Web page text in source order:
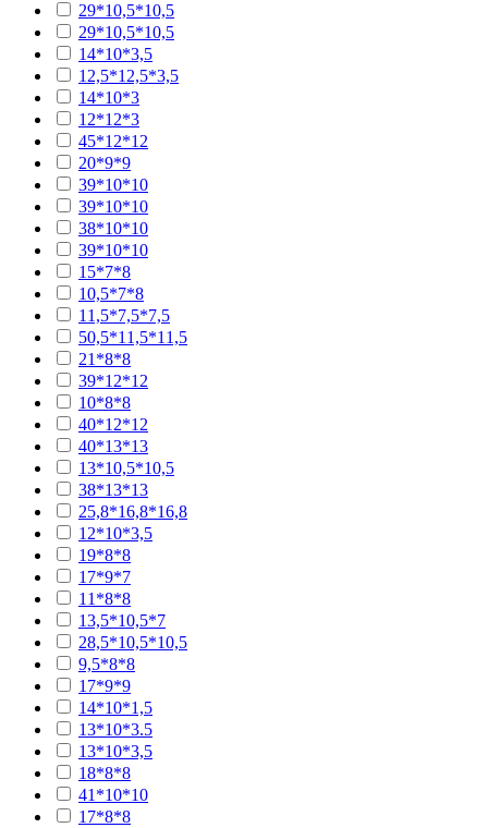
29*10,5*10,5
29*10,5*10,5
14*10*3,5
12,5*12,5*3,5
14*10*3
12*12*3
45*12*12
20*9*9
39*10*10
39*10*10
38*10*10
39*10*10
15*7*8
10,5*7*8
11,5*7,5*7,5
50,5*11,5*11,5
21*8*8
39*12*12
10*8*8
40*12*12
40*13*13
13*10,5*10,5
38*13*13
25,8*16,8*16,8
12*10*3,5
19*8*8
17*9*7
11*8*8
13,5*10,5*7
28,5*10,5*10,5
9,5*8*8
17*9*9
14*10*1,5
13*10*3.5
13*10*3,5
18*8*8
41*10*10
17*8*8